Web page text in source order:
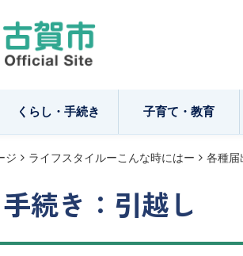
くらし・手続き 子育て・教育
ジ ライフスタイルーこんな時にはー 各種届
続き：引越し